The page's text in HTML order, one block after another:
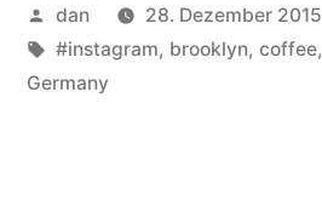
Veröffentlicht
von
dan 28. Dezember 2015
Schlagwörter:
#instagram, brooklyn, coffee,
Germany